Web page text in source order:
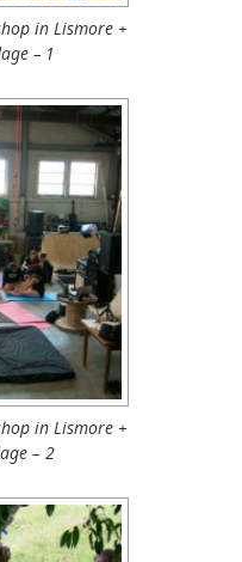
in Lismore +
– 1
in Lismore +
– 2